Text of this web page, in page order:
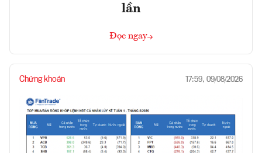
lần
Đọc ngay
Chứng khoán 17:59, 09/08/2026